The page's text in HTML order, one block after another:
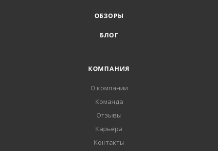
ОБЗОРЫ
БЛОГ
КОМПАНИЯ
О компании
Команда
Отзывы
Карьера
Контакты